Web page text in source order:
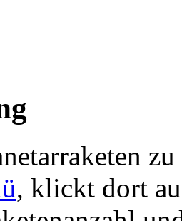
, klickt dort